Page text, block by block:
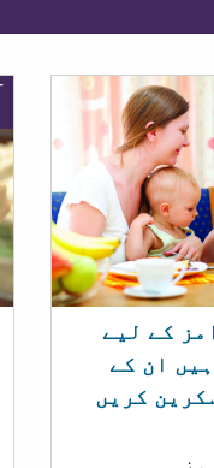
کے لیے
ان کے
کریں